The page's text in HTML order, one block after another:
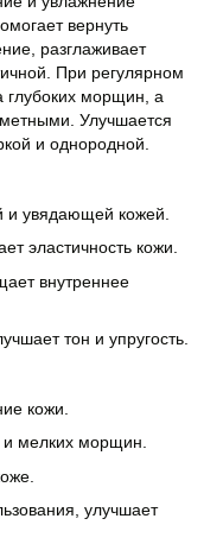
вернуть
разглаживает
При регулярном
глубоких морщин, а
Улучшается
и однородной.
и увядающей кожей.
эластичность кожи.
внутреннее
тон и упругость.
кожи.
мелких морщин.
улучшает